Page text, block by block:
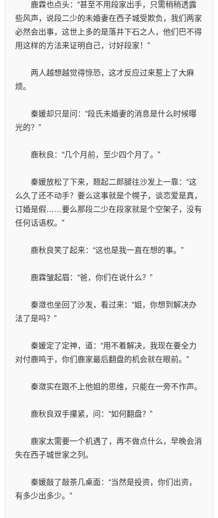
鹿霖也点头：“甚至不用段家出手，只需稍稍透露
些风声，说段二少的未婚妻在西子城受欺负，我们两家
必然会出事，这世上多的是落井下石之人，他们巴不得
用这样的方法来证明自己，讨好段家！”
两人越想越觉得惊恐，这才反应过来惹上了大麻
烦。
秦媛却只是问：“段氏未婚妻的消息是什么时候曝
光的？”
鹿秋良：“几个月前，至少四个月了。”
秦媛放松了下来，翘起二郎腿往沙发上一靠：“这
么久了还不动手？要么这事就是个幌子，谈恋爱是真，
订婚是假……要么那段二少在段家就是个空架子，没有
任何话语权。”
鹿秋良笑了起来：“这也是我一直在想的事。”
鹿霖皱起眉：“爸，你们在说什么？”
秦潋也坐回了沙发，看过来：“姐，你想到解决办
法了是吗？”
秦媛定了定神，道：“用不着解决，我现在要全力
对付鹿鸣于，你们鹿家最后翻盘的机会就在眼前。”
秦潋实在跟不上他姐的思维，只能在一旁不作声。
鹿秋良双手攥紧，问：“如何翻盘？”
鹿家太需要一个机遇了，再不做点什么，早晚会消
失在西子城世家之列。
秦媛敲了敲茶几桌面：“当然是投资，你们出资，
有多少出多少。”